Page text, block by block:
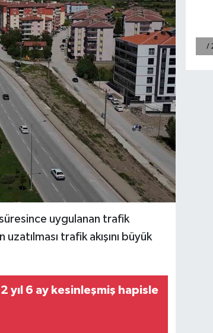
uygulanan trafik
trafik akışını büyük
yıl 6 ay kesinleşmiş hapisle